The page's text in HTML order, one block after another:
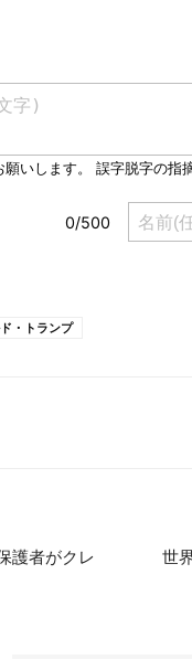
・トランプ
護者がクレ
世